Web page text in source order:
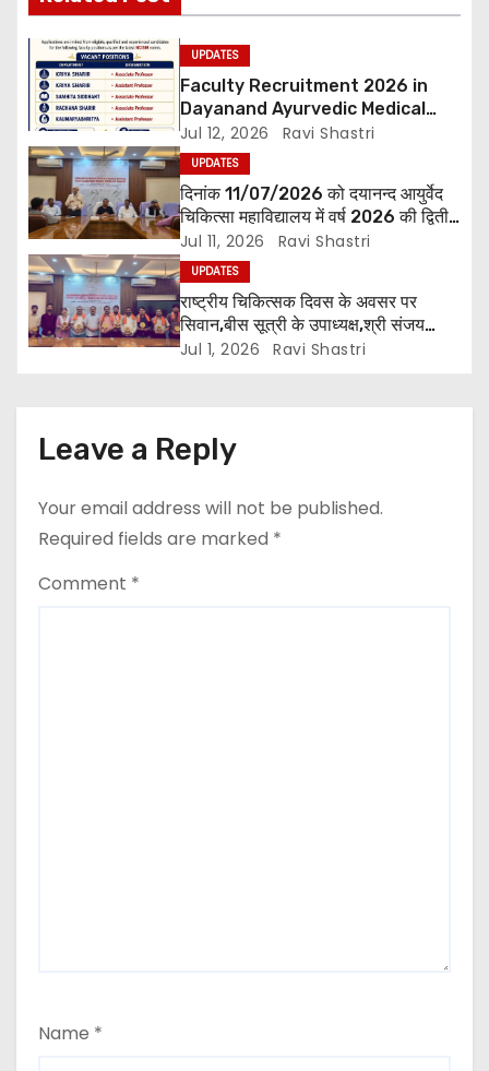
o
n
UPDATES
Faculty Recruitment 2026 in
Dayanand Ayurvedic Medical
Collage & Hospital Andar Road
,Siwan
Jul 12, 2026 Ravi Shastri
UPDATES
दिनांक 11/07/2026 को दयानन्द आयुर्वेद
चिकित्सा महाविद्यालय में वर्ष 2026 की द्वितीय
शिक्षक परिषद की बैठक प्राचार्य की अध्यक्षता
में हुई। बैठक मे महाविद्यालय सभी विभागाध्यक्ष
एवं शिक्षक सम्मिलित हुए।
Jul 11, 2026 Ravi Shastri
UPDATES
राष्ट्रीय चिकित्सक दिवस के अवसर पर
सिवान,बीस सूत्री के उपाध्यक्ष,श्री संजय
पाण्डेय एवं सोसाइटी हेल्पर ग्रुप के अनमोल जी
त्रिपाठी एव चिकित्सकों को सम्मानित किया
गया।
Jul 1, 2026 Ravi Shastri
Leave a Reply
Your email address will not be published.
Required fields are marked *
Comment *
Name *